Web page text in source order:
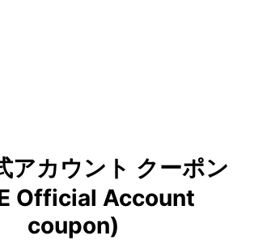
アカウント クーポン
Official Account
coupon)